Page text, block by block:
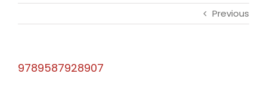
Previous
9789587928907